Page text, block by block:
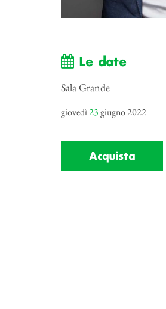
Le date
Sala Grande
giovedì23giugno 2022
Acquista